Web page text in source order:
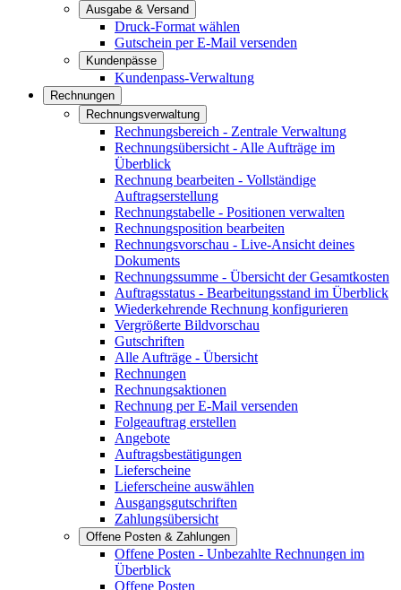
Ausgabe & Versand
Druck-Format wählen
Gutschein per E-Mail versenden
Kundenpässe
Kundenpass-Verwaltung
Rechnungen
Rechnungsverwaltung
Rechnungsbereich - Zentrale Verwaltung
Rechnungsübersicht - Alle Aufträge im
Überblick
Rechnung bearbeiten - Vollständige
Auftragserstellung
Rechnungstabelle - Positionen verwalten
Rechnungsposition bearbeiten
Rechnungsvorschau - Live-Ansicht deines
Dokuments
Rechnungssumme - Übersicht der Gesamtkosten
Auftragsstatus - Bearbeitungsstand im Überblick
Wiederkehrende Rechnung konfigurieren
Vergrößerte Bildvorschau
Gutschriften
Alle Aufträge - Übersicht
Rechnungen
Rechnungsaktionen
Rechnung per E-Mail versenden
Folgeauftrag erstellen
Angebote
Auftragsbestätigungen
Lieferscheine
Lieferscheine auswählen
Ausgangsgutschriften
Zahlungsübersicht
Offene Posten & Zahlungen
Offene Posten - Unbezahlte Rechnungen im
Überblick
Offene Posten